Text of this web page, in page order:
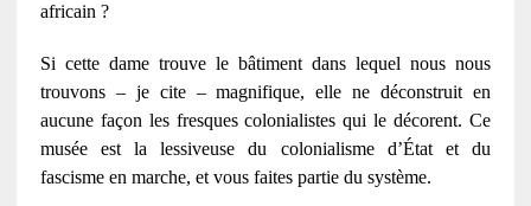
africain ?
Si cette dame trouve le bâtiment dans lequel nous nous
trouvons – je cite – magnifique, elle ne déconstruit en
aucune façon les fresques colonialistes qui le décorent. Ce
musée est la lessiveuse du colonialisme d’État et du
fascisme en marche, et vous faites partie du système.